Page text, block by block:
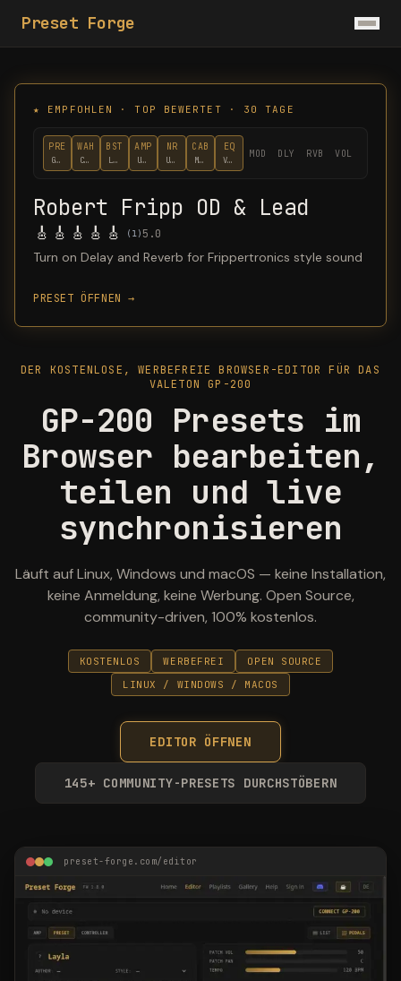
Preset Forge
★ EMPFOHLEN · TOP BEWERTET · 30 TAGE
PRE
Gate 2
WAH
COMP4
BST
Lazaro
AMP
UK SLP
NR
UK 75
CAB
Mess EQ
EQ
Volume
MOD DLY RVB VOL
Robert Fripp OD & Lead
🎸 🎸 🎸 🎸 🎸 ( 1 ) 5.0
Turn on Delay and Reverb for Frippertronics style sound
PRESET ÖFFNEN →
DER KOSTENLOSE, WERBEFREIE BROWSER-EDITOR FÜR DAS
VALETON GP-200
GP-200 Presets im
Browser bearbeiten,
teilen und live
synchronisieren
Läuft auf Linux, Windows und macOS — keine Installation,
keine Anmeldung, keine Werbung. Open Source,
community-driven, 100% kostenlos.
KOSTENLOS WERBEFREI
OPEN SOURCE
LINUX / WINDOWS / MACOS
EDITOR ÖFFNEN
145+ COMMUNITY-PRESETS DURCHSTÖBERN
preset-forge.com/editor